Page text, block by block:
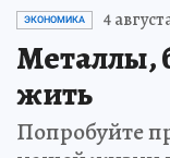
ЭКОНОМИКА 4
Металлы,
жить
Попробуйте